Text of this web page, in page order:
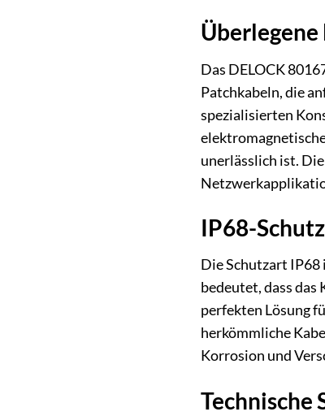
Das DELOCK
Patchkabeln, die
spezialisierten
unerlässlich ist.
IP68-
Die Schutzart IP68
bedeutet, dass das
perfekten Lösung
herkömmliche
Korrosion und
Technische